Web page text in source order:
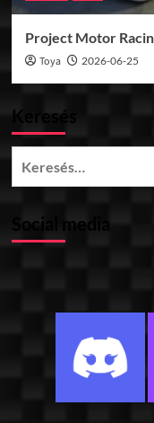
Project Motor
Toya 2026-06-25
Keresés
Social media